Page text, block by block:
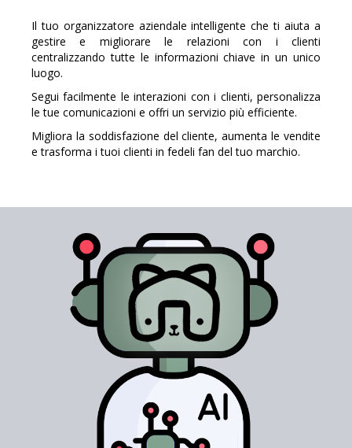
Il tuo organizzatore aziendale intelligente che ti aiuta a
gestire e migliorare le relazioni con i clienti
centralizzando tutte le informazioni chiave in un unico
luogo.
Segui facilmente le interazioni con i clienti, personalizza
le tue comunicazioni e offri un servizio più efficiente.
Migliora la soddisfazione del cliente, aumenta le vendite
e trasforma i tuoi clienti in fedeli fan del tuo marchio.